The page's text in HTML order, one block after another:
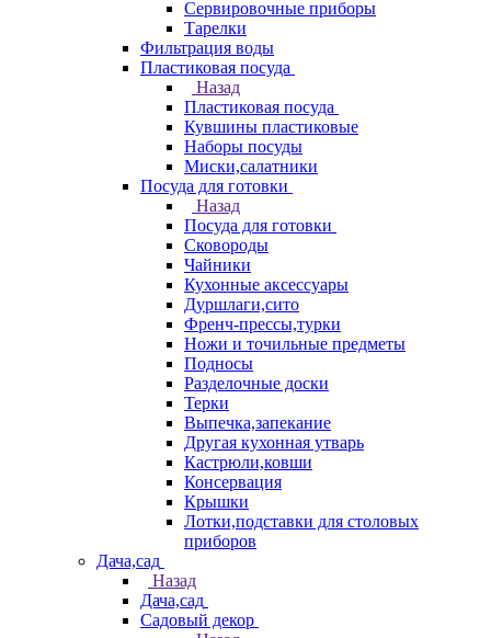
Сервировочные приборы
Тарелки
Фильтрация воды
Пластиковая посуда
Назад
Пластиковая посуда
Кувшины пластиковые
Наборы посуды
Миски,салатники
Посуда для готовки
Назад
Посуда для готовки
Сковороды
Чайники
Кухонные аксессуары
Дуршлаги,сито
Френч-прессы,турки
Ножи и точильные предметы
Подносы
Разделочные доски
Терки
Выпечка,запекание
Другая кухонная утварь
Кастрюли,ковши
Консервация
Крышки
Лотки,подставки для столовых
приборов
Дача,сад
Назад
Дача,сад
Садовый декор